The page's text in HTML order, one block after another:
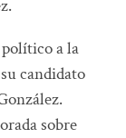
a la
candidato
sobre